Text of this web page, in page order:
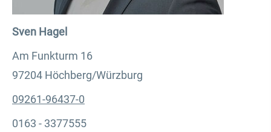
Sven Hagel
Am Funkturm 16
97204 Höchberg/Würzburg
09261-96437-0
0163 - 3377555